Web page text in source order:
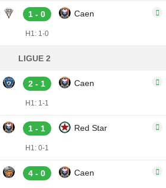
1 - 0 Caen
H1: 1-0
LIGUE 2
2 - 1 Caen
H1: 1-1
1 - 1 Red Star
H1: 0-1
4 - 0 Caen